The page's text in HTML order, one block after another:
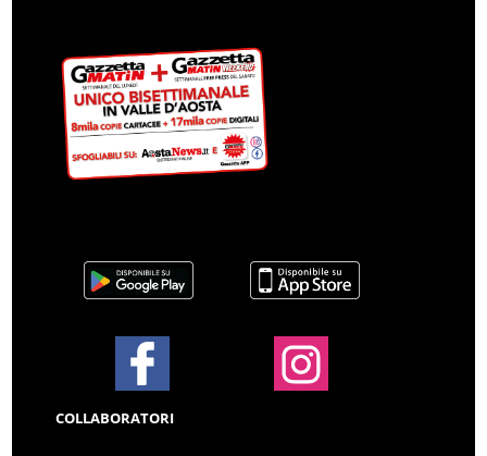
COLLABORATORI